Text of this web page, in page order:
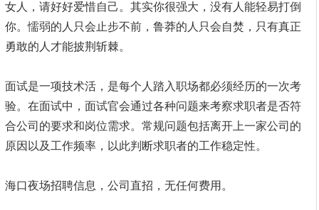
女人，请好好爱惜自己。其实你很强大，没有人能轻易打倒
你。懦弱的人只会止步不前，鲁莽的人只会自焚，只有真正
勇敢的人才能披荆斩棘。
面试是一项技术活，是每个人踏入职场都必须经历的一次考
验。在面试中，面试官会通过各种问题来考察求职者是否符
合公司的要求和岗位需求。常规问题包括离开上一家公司的
原因以及工作频率，以此判断求职者的工作稳定性。
海口夜场招聘信息，公司直招，无任何费用。